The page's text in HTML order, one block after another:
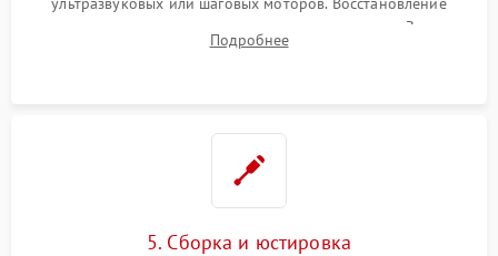
геометрии направляющих при заклинивании зума. Замена
неисправного блока диафрагмы, датчиков положения или
Подробнее
5. Сборка и юстировка